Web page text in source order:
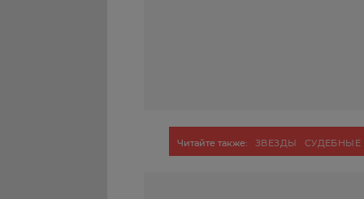
Читайте также: ЗВЕЗДЫ СУДЕБНЫЕ